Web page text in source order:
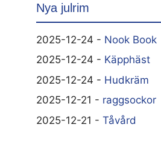
Nya julrim
2025-12-24 - Nook Book
2025-12-24 - Käpphäst
2025-12-24 - Hudkräm
2025-12-21 - raggsockor
2025-12-21 - Tåvård